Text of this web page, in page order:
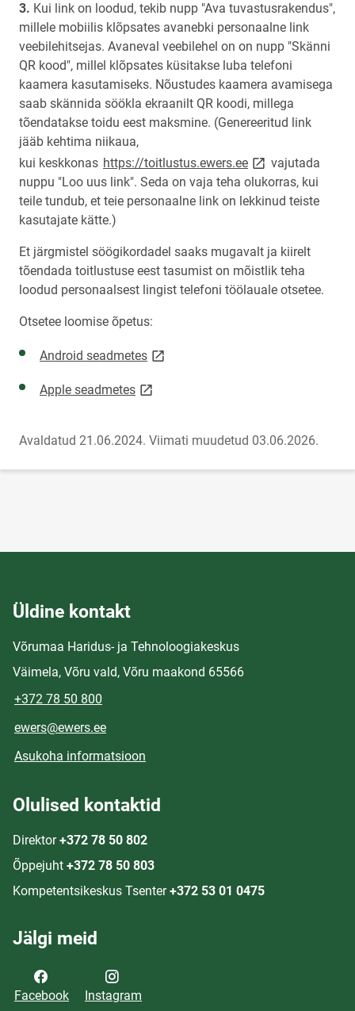
Kui link on loodud, tekib nupp "Ava tuvastusrakendus",
millele mobiilis klõpsates avanebki personaalne link
veebilehitsejas. Avaneval veebilehel on on nupp "Skänni
QR kood", millel klõpsates küsitakse luba telefoni
kaamera kasutamiseks. Nõustudes kaamera avamisega
saab skännida söökla ekraanilt QR koodi, millega
tõendatakse toidu eest maksmine. (Genereeritud link
jääb kehtima niikaua,
kui keskkonas https://toitlustus.ewers.eelink opens on new
vajutada
nuppu "Loo uus link". Seda on vaja teha olukorras, kui
teile tundub, et teie personaalne link on lekkinud teiste
kasutajate kätte.)
Et järgmistel söögikordadel saaks mugavalt ja kiirelt
tõendada toitlustuse eest tasumist on mõistlik teha
loodud personaalsest lingist telefoni töölauale otsetee.
Otsetee loomise õpetus:
Android seadmeteslink opens on new page
Apple seadmeteslink opens on new page
Avaldatud 21.06.2024. Viimati muudetud 03.06.2026.
Üldine kontakt
Võrumaa Haridus- ja Tehnoloogiakeskus
Väimela, Võru vald, Võru maakond 65566
+372 78 50 800
ewers@ewers.ee
Asukoha informatsioon
Olulised kontaktid
Direktor +372 78 50 802
Õppejuht +372 78 50 803
Kompetentsikeskus Tsenter +372 53 01 0475
Jälgi meid
Facebook Instagram